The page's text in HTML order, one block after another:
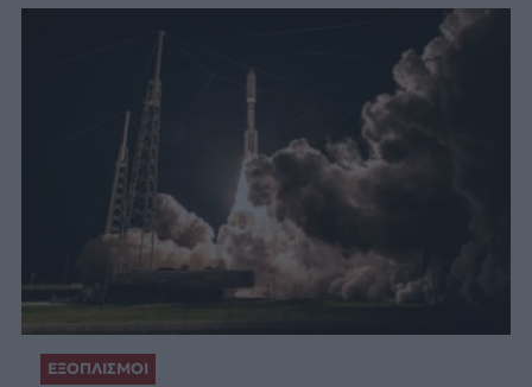
ΕΞΟΠΛΙΣΜΟΙ